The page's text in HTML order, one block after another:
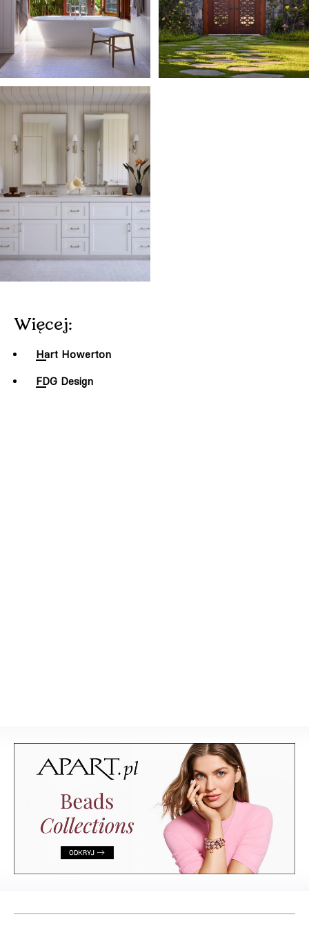
Więcej:
Hart Howerton
FDG Design